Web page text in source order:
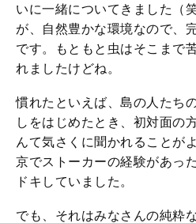
いに一緒についてきました（
が、自然豊かな環境なので、
です。もともと虫はそこまで
れましたけどね。
慣れたといえば、島の人たち
しをはじめたとき、初対面の
んて気さくに聞かれることが
京でストーカーの経験があっ
ドキしていました。
でも、それはみなさんの純粋